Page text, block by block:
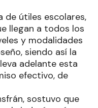
de útiles escolares,
llegan a todos los
y modalidades
siendo así la
adelante esta
efectivo, de
sostuvo que